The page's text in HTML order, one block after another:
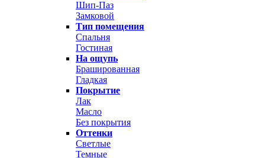
Шип-Паз
Замковой
Тип помещения
Спальня
Гостиная
На ощупь
Брашированная
Гладкая
Покрытие
Лак
Масло
Без покрытия
Оттенки
Светлые
Темные